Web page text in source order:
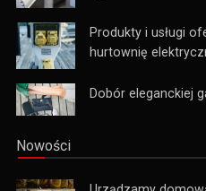
Produkty i usługi
hurtownię
Dobór eleganckiej
Nowości